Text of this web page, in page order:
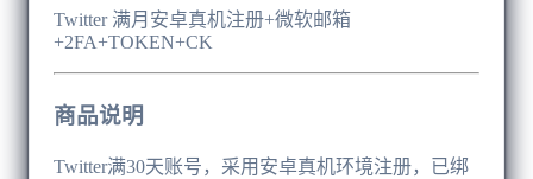
Twitter 满月安卓真机注册+微软邮箱
+2FA+TOKEN+CK
商品说明
Twitter满30天账号，采用安卓真机环境注册，已绑